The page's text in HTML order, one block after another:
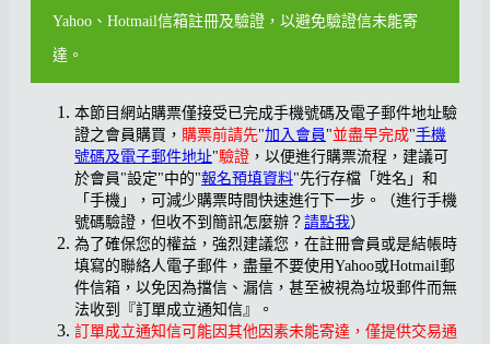
Yahoo、Hotmail信箱註冊及驗證，以避免驗證信未能寄
達。
本節目網站購票僅接受已完成手機號碼及電子郵件地址驗
證之會員購買， 購票前請先"加入會員 "並盡早完成"手機
號碼及電子郵件地址"驗證 ，以便進行購票流程，建議可
於會員"設定"中的"報名預填資料"先行存檔「姓名」和
「手機」，可減少購票時間快速進行下一步。（進行手機
號碼驗證，但收不到簡訊怎麼辦？ 請點我）
為了確保您的權益，強烈建議您，在註冊會員或是結帳時
填寫的聯絡人電子郵件，盡量不要使用Yahoo或Hotmail郵
件信箱，以免因為擋信、漏信，甚至被視為垃圾郵件而無
法收到『訂單成立通知信』。
訂單成立通知信可能因其他因素未能寄達，僅提供交易通